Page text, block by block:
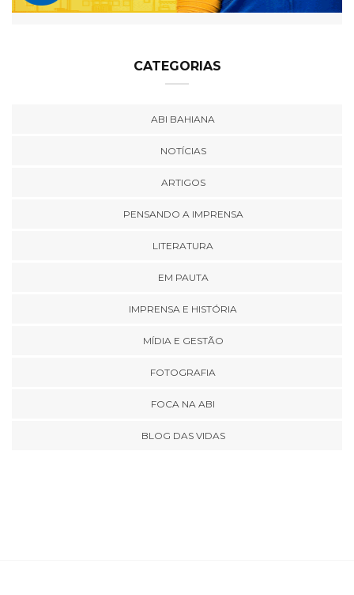
CATEGORIAS
ABI BAHIANA
NOTÍCIAS
ARTIGOS
PENSANDO A IMPRENSA
LITERATURA
EM PAUTA
IMPRENSA E HISTÓRIA
MÍDIA E GESTÃO
FOTOGRAFIA
FOCA NA ABI
BLOG DAS VIDAS